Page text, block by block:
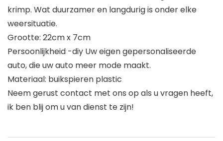
krimp. Wat duurzamer en langdurig is onder elke
weersituatie.
Grootte: 22cm x 7cm
Persoonlijkheid -diy Uw eigen gepersonaliseerde
auto, die uw auto meer mode maakt.
Materiaal: buikspieren plastic
Neem gerust contact met ons op als u vragen heeft,
ik ben blij om u van dienst te zijn!